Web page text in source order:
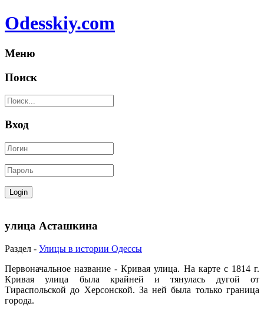
Odesskiy.com
Меню
Поиск
Вход
улица Асташкина
Раздел - Улицы в истории Одессы
Первоначальное название - Кривая улица. На карте с 1814 г.
Кривая улица была крайней и тянулась дугой от
Тираспольской до Херсонской. За ней была только граница
города.